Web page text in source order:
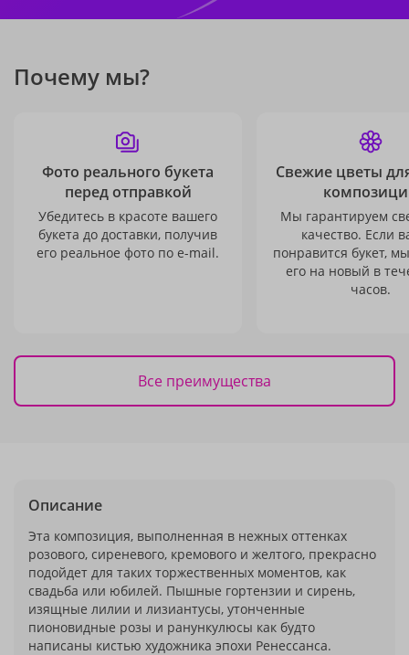
Почему мы?
Фото реального букета
перед отправкой
Убедитесь в красоте вашего
букета до доставки, получив
его реальное фото по e-mail.
Свежие цветы
Мы гарантируем
качество. Если
понравится букет,
его на новый в
часов.
Все преимущества
Описание
Эта композиция, выполненная в нежных оттенках
розового, сиреневого, кремового и желтого, прекрасно
подойдет для таких торжественных моментов, как
свадьба или юбилей. Пышные гортензии и сирень,
изящные лилии и лизиантусы, утонченные
пионовидные розы и ранункулюсы как будто
написаны кистью художника эпохи Ренессанса.